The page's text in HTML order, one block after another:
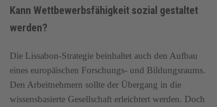
Kann Wettbewerbsfähigkeit sozial gestaltet
werden?
Die Lissabon-Strategie beinhaltet auch den Aufbau
eines europäischen Forschungs- und Bildungsraums.
Den Arbeitnehmern sollte der Übergang in die
wissensbasierte Gesellschaft erleichtert werden. Doch